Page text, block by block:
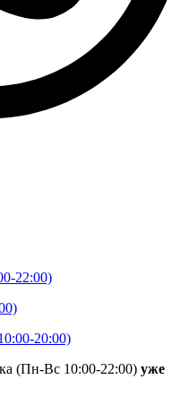
22:00)
20:00)
(Пн-Вс 10:00-22:00) уже